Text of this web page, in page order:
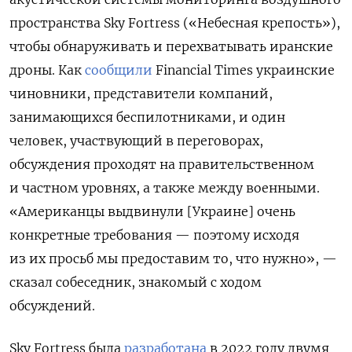
пространства Sky Fortress («Небесная крепость»),
чтобы обнаруживать и перехватывать иранские
дроны. Как сообщили Financial Times украинские
чиновники, представители компаний,
занимающихся беспилотниками, и один
человек, участвующий в переговорах,
обсуждения проходят на правительственном
и частном уровнях, а также между военными.
«Американцы выдвинули [Украине] очень
конкретные требования — поэтому исходя
из их просьб мы предоставим то, что нужно», —
сказал собеседник, знакомый с ходом
обсуждений.
Sky Fortress была разработана в 2022 году двумя